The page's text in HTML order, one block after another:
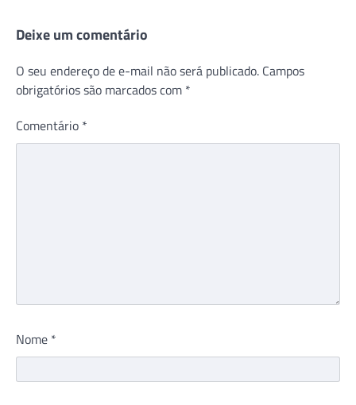
Deixe um comentário
O seu endereço de e-mail não será publicado. Campos
obrigatórios são marcados com *
Comentário *
Nome *